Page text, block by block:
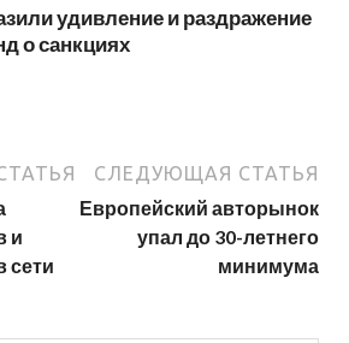
удивление и раздражение
о санкциях
и
сети
СЛЕДУЮЩАЯ СТАТЬЯ
Европейский авторынок
упал до 30-летнего
минимума